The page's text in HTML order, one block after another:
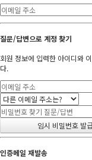
질문/답변으로 계정 찾기
회원 정보에 입력한 아이디와
다.
인증메일 재발송